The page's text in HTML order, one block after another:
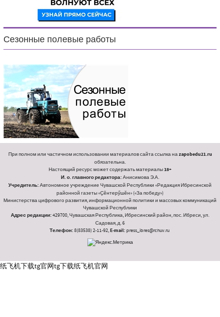
Сезонные полевые работы
При полном или частичном использовании материалов сайта ссылка наzapobedu21.ru
обязательна.
Настоящий ресурс может содержать материалы18+
И. о. главного редактора:Анисимова Э.А.
Учредитель:Автономное учреждение Чувашской Республики «Редакция Ибресинской
районной газеты «Ҫӗнтерӳшӗн» («За победу»)
Министерства цифрового развития, информационной политики и массовых коммуникаций
Чувашской Республики
Адрес редакции:429700, Чувашская Республика, Ибресинский район, пос. Ибреси, ул.
Садовая, д. 6
Телефон:8(83538) 2-11-92,E-mail:press_ibres@rchuv.ru
纸飞机下载tg官网tg下载纸飞机官网